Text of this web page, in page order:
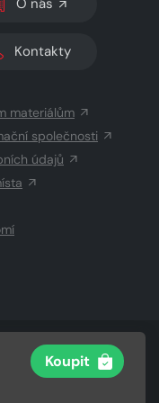
Koupit
O nás
Kontakty
materiálům
společnosti
údajů
a.s.a dodavatelé